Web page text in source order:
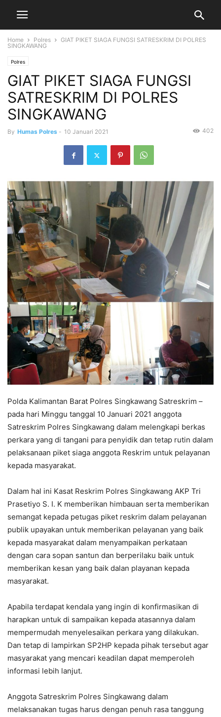
Home Polres
GIAT PIKET SIAGA FUNGSI SATRESKRIM DI POLRES
SINGKAWANG
Polres
GIAT PIKET SIAGA FUNGSI
SATRESKRIM DI POLRES
SINGKAWANG
By Humas Polres - 10 Januari 2021 402
Polda Kalimantan Barat Polres Singkawang Satreskrim –
pada hari Minggu tanggal 10 Januari 2021 anggota
Satreskrim Polres Singkawang dalam melengkapi berkas
perkara yang di tangani para penyidik dan tetap rutin dalam
pelaksanaan piket siaga anggota Reskrim untuk pelayanan
kepada masyarakat.
Dalam hal ini Kasat Reskrim Polres Singkawang AKP Tri
Prasetiyo S. I. K memberikan himbauan serta memberikan
semangat kepada petugas piket reskrim dalam pelayanan
publik upayakan untuk memberikan pelayanan yang baik
kepada masyarakat dalam menyampaikan perkataan
dengan cara sopan santun dan berperilaku baik untuk
memberikan kesan yang baik dalan playanan kepada
masyarakat.
Apabila terdapat kendala yang ingin di konfirmasikan di
harapkan untuk di sampaikan kepada atasannya dalam
mempermudah menyelesaikan perkara yang dilakukan.
Dan tetap di lampirkan SP2HP kepada pihak tersebut agar
masyarakat yang mencari keadilan dapat memperoleh
informasi lebih lanjut.
Anggota Satreskrim Polres Singkawang dalam
melaksanakan tugas harus dengan penuh rasa tanggung